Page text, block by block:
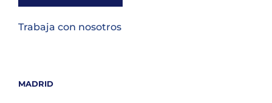
Trabaja con nosotros
MADRID